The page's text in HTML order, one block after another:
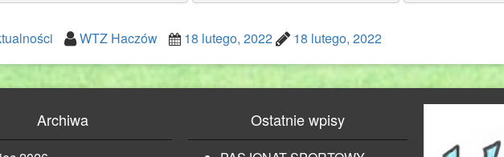
WTZ Haczów 18 lutego, 2022 18 lutego, 2022
Archiwa Ostatnie wpisy